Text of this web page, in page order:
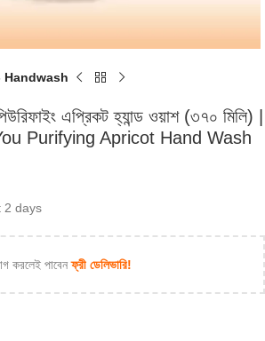
Handwash
এপ্রিকট হ্যান্ড ওয়াশ (৩৭০ মিলি) |
Purifying Apricot Hand Wash
2 days
করলেই পাবেনফ্রী ডেলিভারি!